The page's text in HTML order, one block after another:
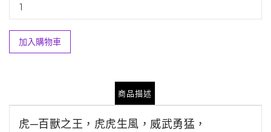
加入購物車
商品描述
虎─百獸之王，虎虎生風 ， 威武勇猛 ，